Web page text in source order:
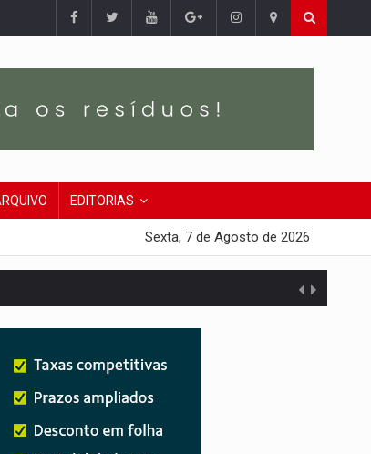
EDITORIAS
Sexta, 7 de Agosto de 2026